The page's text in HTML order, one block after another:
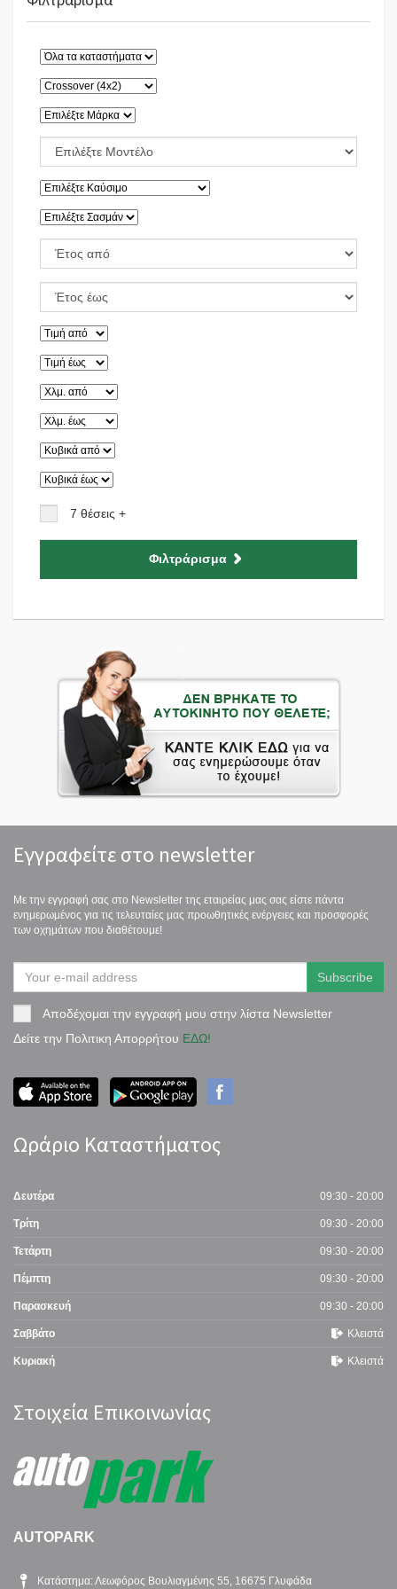
7 θέσεις +
Φιλτράρισμα
Εγγραφείτε στο newsletter
Με την εγγραφή σας στο Newsletter της εταιρείας μας σας είστε πάντα
ενημερωμένος για τις τελευταίες μας προωθητικές ενέργειες και προσφορές
των οχημάτων που διαθέτουμε!
Αποδέχομαι την εγγραφή μου στην λίστα Newsletter
Δείτε την Πολιτικη Απορρήτου ΕΔΩ!
Ωράριο Καταστήματος
Δευτέρα 09:30 - 20:00
Τρίτη 09:30 - 20:00
Τετάρτη 09:30 - 20:00
Πέμπτη 09:30 - 20:00
Παρασκευή 09:30 - 20:00
Σαββάτο Κλειστά
Κυριακή Κλειστά
Στοιχεία Επικοινωνίας
AUTOPARK
Κατάστημα: Λεωφόρος Βουλιαγμένης 55, 16675 Γλυφάδα